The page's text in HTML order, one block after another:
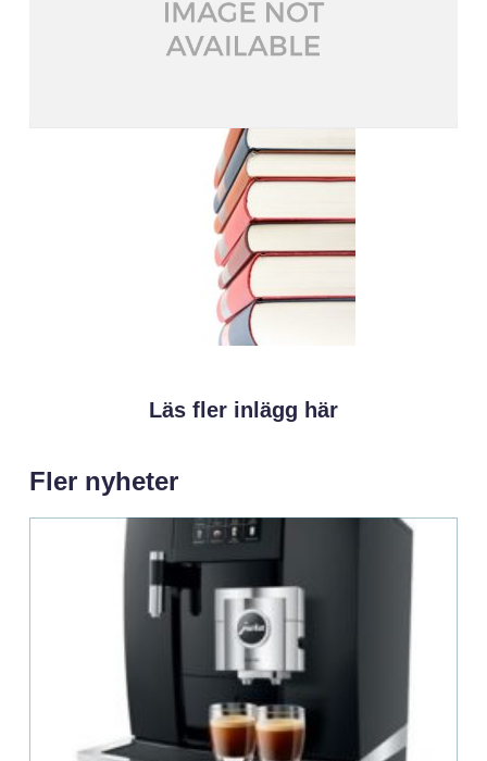
Läs fler inlägg här
Fler nyheter